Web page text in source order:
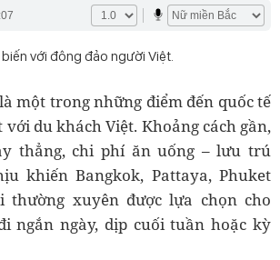
với đông đảo người Việt.
một trong những điểm đến quốc tế
du khách Việt. Khoảng cách gần,
thẳng, chi phí ăn uống – lưu trú
khiến Bangkok, Pattaya, Phuket
thường xuyên được lựa chọn cho
ngắn ngày, dịp cuối tuần hoặc kỳ